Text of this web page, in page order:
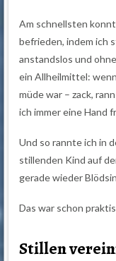
Am schnellsten
befrieden, indem ich
anstandslos und
ein Allheilmittel:
müde war – zack,
ich immer eine Hand
Und so rannte ich in
stillenden Kind auf
gerade wieder
Das war schon
Stillen